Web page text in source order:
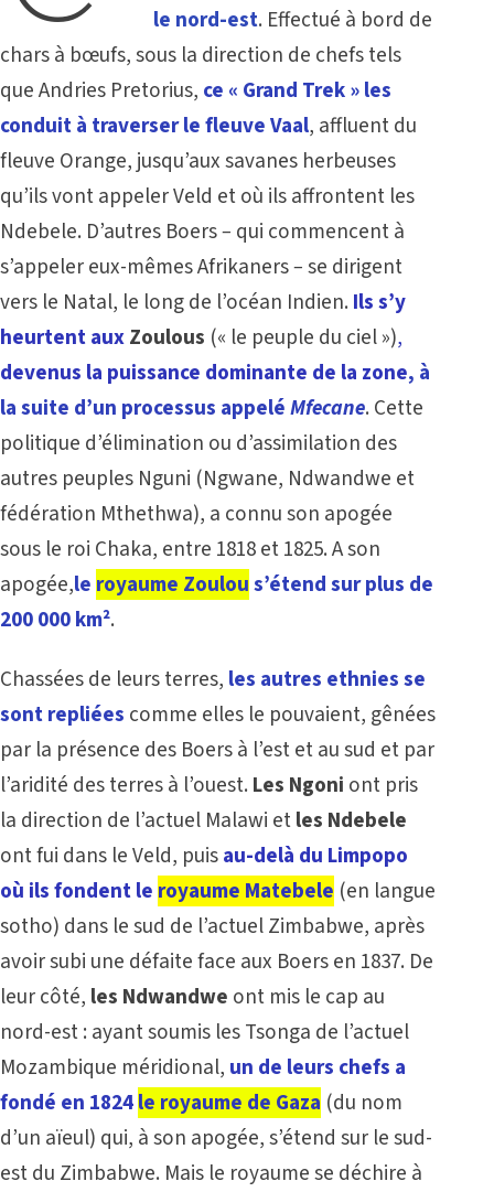
le nord-est. Effectué à bord de
chars à bœufs, sous la direction de chefs tels
que Andries Pretorius, ce « Grand Trek » les
conduit à traverser le fleuve Vaal, affluent du
fleuve Orange, jusqu’aux savanes herbeuses
qu’ils vont appeler Veld et où ilsaffrontent les
Ndebele. D’autres Boers– qui commencent à
s’appeler eux-mêmes Afrikaners–se dirigent
vers le Natal, le long de l’océan Indien. Ils s’y
heurtent auxZoulous (« le peuple du ciel »),
devenus la puissance dominante de la zone, à
la suite d’un processus appeléMfecane. Cette
politique d’élimination ou d’assimilation des
autres peuples Nguni (Ngwane, Ndwandwe et
fédération Mthethwa), a connu son apogée
sous le roi Chaka, entre 1818 et 1825. A son
apogée,le royaume Zoulous’étend sur plus de
200 000 km².
Chassées de leurs terres, les autres ethnies se
sont repliées comme elles le pouvaient, gênées
par la présence des Boers à l’est et au sud et par
l’aridité des terres à l’ouest. Les Ngoni ont pris
la direction de l’actuel Malawi etles Ndebele
ont fui dans le Veld, puisau-delà du Limpopo
où ils fondent le royaume Matebele (en langue
sotho) dans le sud de l’actuel Zimbabwe, après
avoir subi une défaite face aux Boers en 1837. De
leur côté, les Ndwandwe ont mis le cap au
nord-est : ayant soumis les Tsonga de l’actuel
Mozambique méridional, un de leurs chefs a
fondé en 1824le royaume de Gaza (du nom
d’un aïeul) qui, à son apogée, s’étend sur le sud-
est du Zimbabwe. Mais le royaume se déchire à